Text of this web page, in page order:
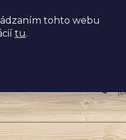
tohto webu
tu.